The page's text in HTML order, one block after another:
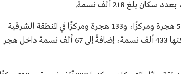
بعدد سكان بلغ 218 ألف نسمة.
كما شملت أعمال الصندوق قرى وهجر منطقة القصيم في 535 هجرة ومركزًا، و133 هجرة ومركزًا في المنطقة الشرقية
كان يقطنها 45 ألف نسمة، وفي عسير 2120 هجرة ومركزًا يسكنها 433 ألف نسمة، إضافةً إلى 67 ألف نسمة داخل هجر